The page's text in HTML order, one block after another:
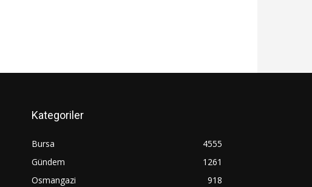
Kategoriler
Bursa
4555
Gündem
1261
Osmangazi
918